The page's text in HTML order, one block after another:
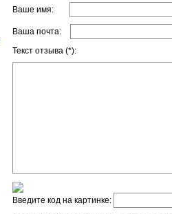
Ваше имя:
Ваша почта:
Текст отзыва (*):
Введите код на картинке: